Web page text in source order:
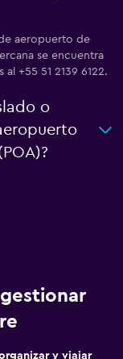
aeropuerto de
se encuentra
+55 51 2139 6122.
o
y viajar